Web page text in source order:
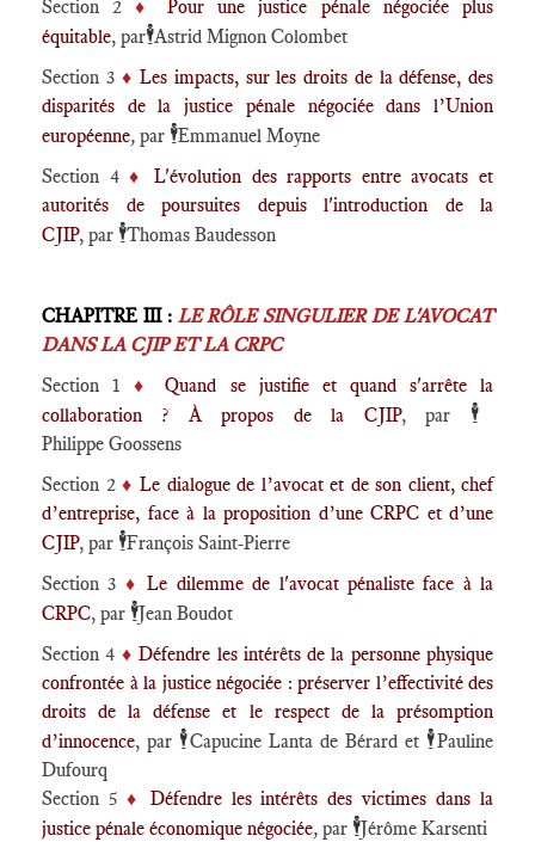
Section 2♦️
Pour une justice pénale négociée plus
équitable, par🕴️Astrid Mignon Colombet
Section 3 ♦️ Les impacts, sur les droits de la défense, des
disparités de la justice pénale négociée dans l’Union
européenne, par 🕴️Emmanuel Moyne
Section 4♦️L'évolution des rapports entre avocats et
autorités de poursuites depuis l'introduction de la
CJIP, par 🕴️Thomas Baudesson
CHAPITRE III : LE RÔLE SINGULIER DE L'AVOCAT
DANS LA CJIP ET LA CRPC
Section 1♦️Quand se justifie et quand s'arrête la
collaboration ? À propos de la CJIP, par 🕴️
Philippe Goossens
Section 2 ♦️ Le dialogue de l’avocat et de son client, chef
d’entreprise, face à la proposition d’une CRPC et d’une
CJIP, par 🕴️François Saint-Pierre
Section 3 ♦️Le dilemme de l'avocat pénaliste face à la
CRPC, par 🕴️Jean Boudot
Section 4 ♦️Défendre les intérêts de la personne physique
confrontée à la justice négociée : préserver l’effectivité des
droits de la défense et le respect de la présomption
d’innocence, par 🕴️Capucine Lanta de Bérard et 🕴️Pauline
Dufourq
Section 5 ♦️ Défendre les intérêts des victimes dans la
justice pénale économique négociée, par 🕴️Jérôme Karsenti